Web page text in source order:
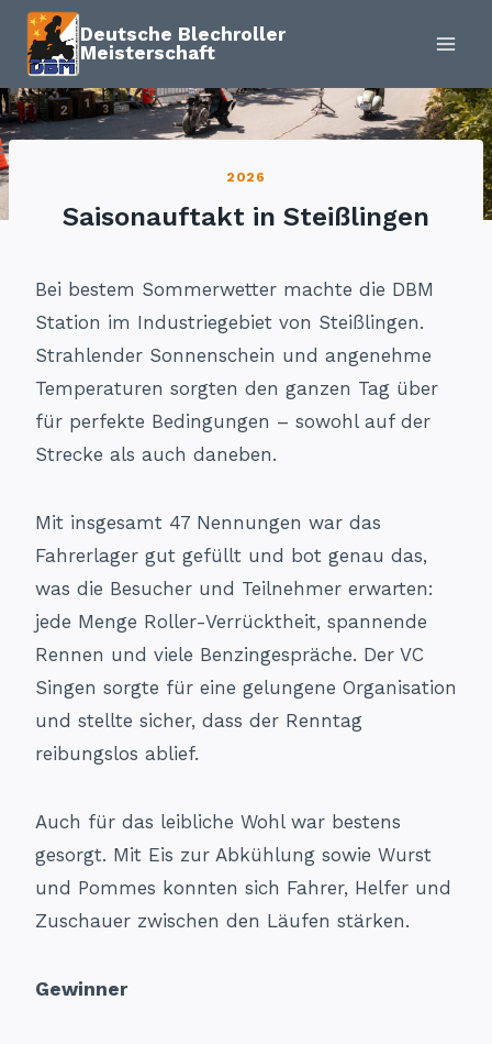
Zum
Inhalt
springen
Deutsche Blechroller
Meisterschaft
2026
Saisonauftakt in Steißlingen
Bei bestem Sommerwetter machte die DBM
Station im Industriegebiet von Steißlingen.
Strahlender Sonnenschein und angenehme
Temperaturen sorgten den ganzen Tag über
für perfekte Bedingungen – sowohl auf der
Strecke als auch daneben.
Mit insgesamt 47 Nennungen war das
Fahrerlager gut gefüllt und bot genau das,
was die Besucher und Teilnehmer erwarten:
jede Menge Roller-Verrücktheit, spannende
Rennen und viele Benzingespräche. Der VC
Singen sorgte für eine gelungene Organisation
und stellte sicher, dass der Renntag
reibungslos ablief.
Auch für das leibliche Wohl war bestens
gesorgt. Mit Eis zur Abkühlung sowie Wurst
und Pommes konnten sich Fahrer, Helfer und
Zuschauer zwischen den Läufen stärken.
Gewinner